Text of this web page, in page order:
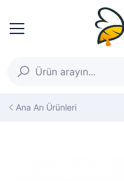
Ana Arı Ürünleri